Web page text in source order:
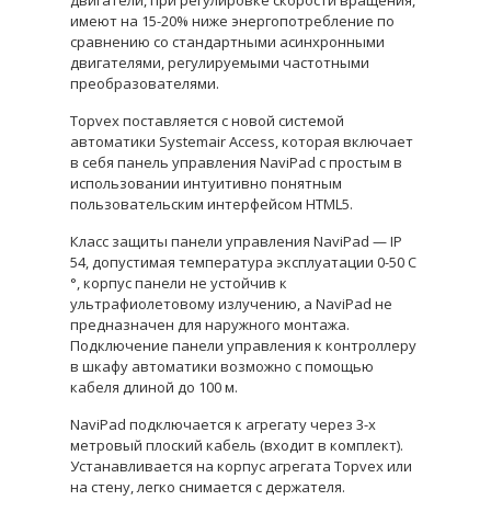
имеют на 15-20% ниже энергопотребление по
сравнению со стандартными асинхронными
двигателями, регулируемыми частотными
преобразователями.
Topvex поставляется с новой системой
автоматики Systemair Access, которая включает
в себя панель управления NaviPad с простым в
использовании интуитивно понятным
пользовательским интерфейсом HTML5.
Класс защиты панели управления NaviPad — IP
54, допустимая температура эксплуатации 0-50 C
°, корпус панели не устойчив к
ультрафиолетовому излучению, а NaviPad не
предназначен для наружного монтажа.
Подключение панели управления к контроллеру
в шкафу автоматики возможно с помощью
кабеля длиной до 100 м.
NaviPad подключается к агрегату через 3-х
метровый плоский кабель (входит в комплект).
Устанавливается на корпус агрегата Topvex или
на стену, легко снимается с держателя.